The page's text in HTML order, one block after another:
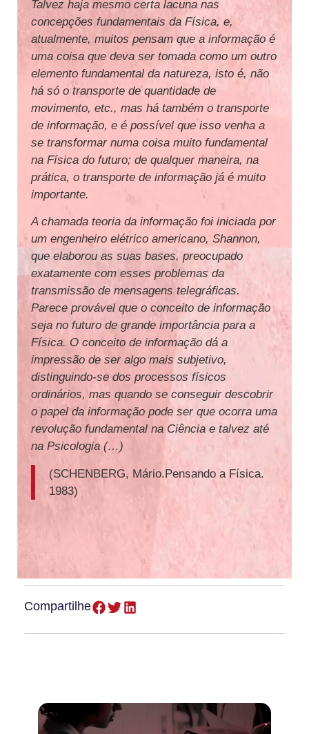
Talvez haja mesmo certa lacuna nas
concepções fundamentais da Física, e,
atualmente, muitos pensam que a informação é
uma coisa que deva ser tomada como um outro
elemento fundamental da natureza, isto é, não
há só o transporte de quantidade de
movimento, etc., mas há também o transporte
de informação, e é possível que isso venha a
se transformar numa coisa muito fundamental
na Física do futuro; de qualquer maneira, na
prática, o transporte de informação já é muito
importante.
A chamada teoria da informação foi iniciada por
um engenheiro elétrico americano, Shannon,
que elaborou as suas bases, preocupado
exatamente com esses problemas da
transmissão de mensagens telegráficas.
Parece provável que o conceito de informação
seja no futuro de grande importância para a
Física. O conceito de informação dá a
impressão de ser algo mais subjetivo,
distinguindo-se dos processos físicos
ordinários, mas quando se conseguir descobrir
o papel da informação pode ser que ocorra uma
revolução fundamental na Ciência e talvez até
na Psicologia (…)
(SCHENBERG, Mário.Pensando a Física.
1983)
Compartilhe